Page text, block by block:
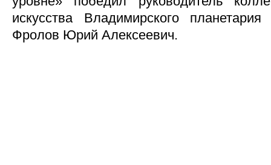
искусства Владимирского
Фролов Юрий Алексеевич.